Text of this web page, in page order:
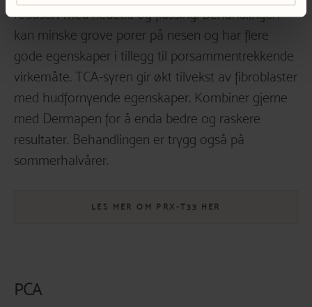
redusert med nedetid og flassing. Behandlingen
kan minske grove porer på nesen og har flere
gode egenskaper i tillegg til porsammentrekkende
virkemåte. TCA-syren gir økt tilvekst av fibroblaster
med hudfornyende egenskaper. Kombiner gjerne
med Dermapen for å enda bedre og raskere
resultater. Behandlingen er trygg også på
sommerhalvårer.
LES MER OM PRX-T33 HER
PCA